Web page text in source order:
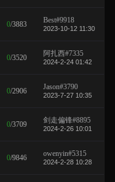
0/3883 Best#9918
2023-10-12 11:30
0/3520 阿扎西#7335
2024-2-24 01:42
0/2906 Jason#3790
2023-7-27 10:35
0/3709 剑走偏锋#8895
2024-2-26 10:01
0/9846 owenyin#5315
2024-2-28 10:28